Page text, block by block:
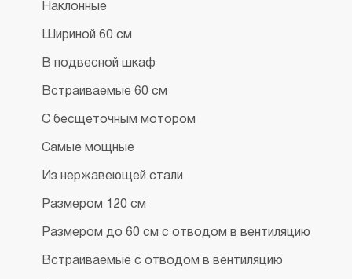
Наклонные
Шириной 60 см
В подвесной шкаф
Встраиваемые 60 см
С бесщеточным мотором
Самые мощные
Из нержавеющей стали
Размером 120 см
Размером до 60 см с отводом в вентиляцию
Встраиваемые с отводом в вентиляцию